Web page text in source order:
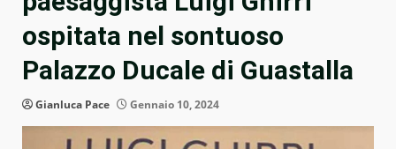
ospitata nel sontuoso
Palazzo Ducale di Guastalla
Gianluca Pace Gennaio 10, 2024